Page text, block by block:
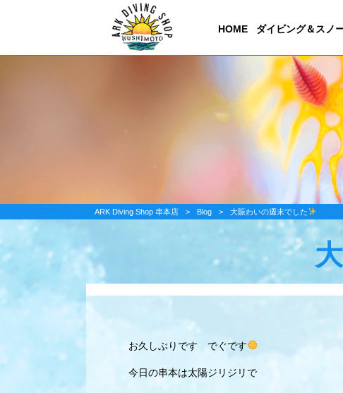
HOME ダイビング＆スノ
ARK Diving Shop 串本店 > Blog > 大賑わいの週末でした
お久しぶりです でぐです
今日の串本は太陽ジリジリで